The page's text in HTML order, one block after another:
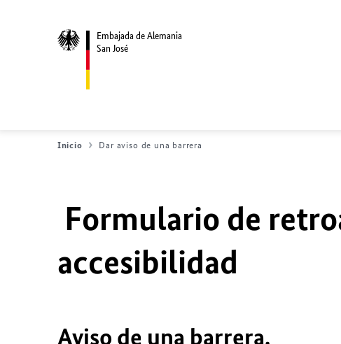
Embajada de Alemania
San José
Inicio Dar aviso de una barrera
Formulario de
accesibilidad
Aviso de una barrera.